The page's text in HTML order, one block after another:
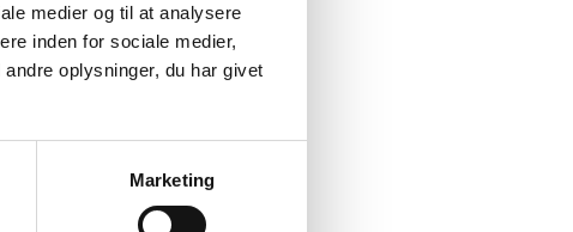
medier og til at analysere
inden for sociale medier,
oplysninger, du har givet
Marketing